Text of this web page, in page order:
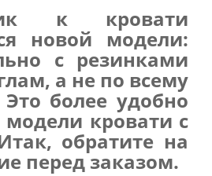
к кровати
новой модели:
с резинками
а не по всему
более удобно
кровати с
обратите на
перед заказом.